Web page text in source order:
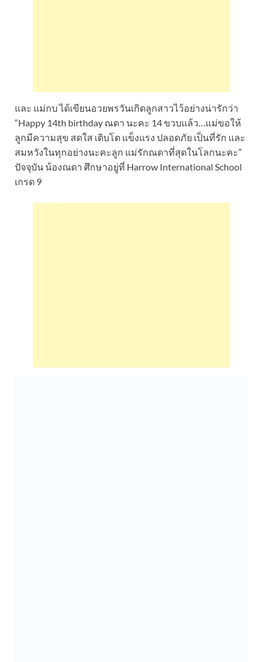
และ แม่กบ ได้เขียนอวยพรวันเกิดลูกสาวไว้อย่างน่ารักว่า
“Happy 14th birthday ณดา นะคะ 14 ขวบแล้ว…แม่ขอให้
ลูกมีความสุข สดใส เติบโต แข็งแรง ปลอดภัย เป็นที่รัก และ
สมหวังในทุกอย่างนะคะลูก แม่รักณดาที่สุดในโลกนะคะ”
ปัจจุบัน น้องณดา ศึกษาอยู่ที่ Harrow International School
เกรด 9